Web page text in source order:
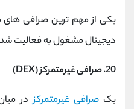
یکی از مهم ترین صرافی های
دیجیتال مشغول به فعالیت
20. صرافی غیرمتمرکز (DEX)
یک صرافی غیرمتمرکزدر